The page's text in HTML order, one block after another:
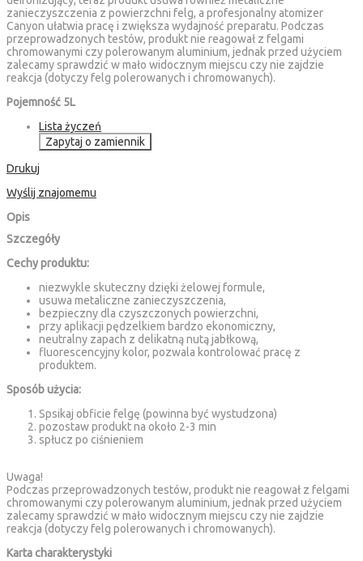
zanieczyszczenia z powierzchni felg, a profesjonalny atomizer
Canyon ułatwia pracę i zwiększa wydajność preparatu. Podczas
przeprowadzonych testów, produkt nie reagował z felgami
chromowanymi czy polerowanym aluminium, jednak przed użyciem
zalecamy sprawdzić w mało widocznym miejscu czy nie zajdzie
reakcja (dotyczy felg polerowanych i chromowanych).
Pojemność 5L
Lista życzeń
Zapytaj o zamiennik
Drukuj
Wyślij znajomemu
Opis
Szczegóły
Cechy produktu:
niezwykle skuteczny dzięki żelowej formule,
usuwa metaliczne zanieczyszczenia,
bezpieczny dla czyszczonych powierzchni,
przy aplikacji pędzelkiem bardzo ekonomiczny,
neutralny zapach z delikatną nutą jabłkową,
fluorescencyjny kolor, pozwala kontrolować pracę z
produktem.
Sposób użycia:
Spsikaj obficie felgę (powinna być wystudzona)
pozostaw produkt na około 2-3 min
spłucz po ciśnieniem
Uwaga!
Podczas przeprowadzonych testów, produkt nie reagował z felgami
chromowanymi czy polerowanym aluminium, jednak przed użyciem
zalecamy sprawdzić w mało widocznym miejscu czy nie zajdzie
reakcja (dotyczy felg polerowanych i chromowanych).
Karta charakterystyki